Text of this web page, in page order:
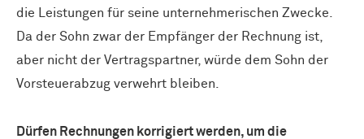
die Leistungen für seine unternehmerischen Zwecke.
Da der Sohn zwar der Empfänger der Rechnung ist,
aber nicht der Vertragspartner, würde dem Sohn der
Vorsteuerabzug verwehrt bleiben.
Dürfen Rechnungen korrigiert werden, um die